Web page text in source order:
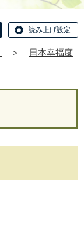
読み上げ設定
＞
日本幸福度